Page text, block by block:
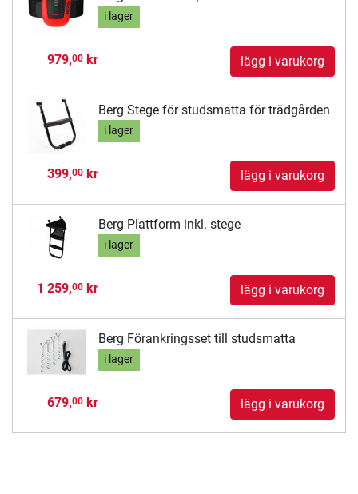
i lager
979,00kr lägg i varukorg
Berg Stege för studsmatta för trädgården
i lager
399,00kr lägg i varukorg
Berg Plattform inkl. stege
i lager
1 259,00kr lägg i varukorg
Berg Förankringsset till studsmatta
i lager
679,00kr lägg i varukorg